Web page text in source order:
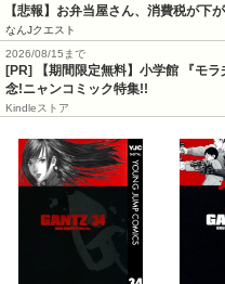
【悲報】お弁当屋さん、消費税が下
なんJクエスト
2026/08/15まで
[PR] 【期間限定無料】小学館 『モ
念!ニャンコミック特集!!
Kindleストア